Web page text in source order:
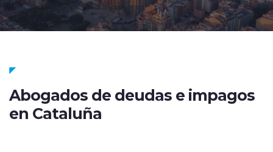
Abogados de deudas e impagos
en Cataluña